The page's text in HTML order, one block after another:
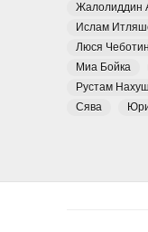
Жалолиддин
Ислам
Люся
Миа Бойка
Рустам
Сява